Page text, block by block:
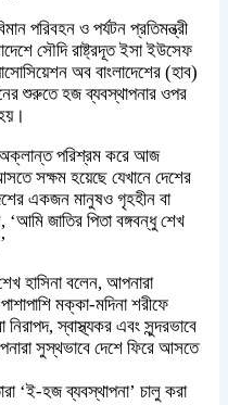
পরিবহন ও পর্যটন প্রতিমন্ত্রী
সৌদি রাষ্ট্রদূত ইসা ইউসেফ
অব বাংলাদেশের (হাব)
শুরুতে হজ ব্যবস্থাপনার ওপর
অক্লান্ত পরিশ্রম করে আজ
সক্ষম হয়েছে যেখানে দেশের
একজন মানুষও গৃহহীন বা
জাতির পিতা বঙ্গবন্ধু শেখ
হাসিনা বলেন, আপনারা
মক্কা-মদিনা শরীফে
স্বাস্থ্যকর এবং সুন্দরভাবে
সুস্থভাবে দেশে ফিরে আসতে
‘ই-হজ ব্যবস্থাপনা’ চালু করা